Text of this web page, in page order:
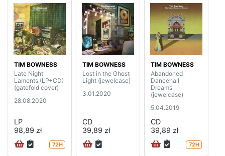
TIM BOWNESS
Late Night
Laments (LP+CD)
(gatefold cover)
28.08.2020
LP
98,89 zł
72H
TIM BOWNESS
Lost in the Ghost
Light (jewelcase)
3.01.2020
CD
39,89 zł
TIM BOWNESS
Abandoned
Dancehall
Dreams
(jewelcase)
5.04.2019
CD
39,89 zł
72H